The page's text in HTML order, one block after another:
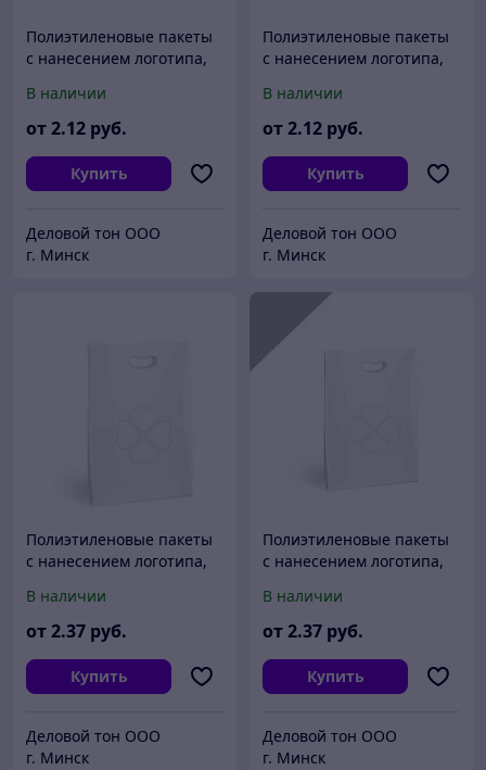
Полиэтиленовые пакеты
с нанесением логотипа,
В наличии
от2.12 руб.
Купить
Деловой тон ООО
г. Минск
Полиэтиленовые пакеты
с нанесением логотипа,
В наличии
от2.12 руб.
Купить
Деловой тон ООО
г. Минск
Полиэтиленовые пакеты
с нанесением логотипа,
В наличии
от2.37 руб.
Купить
Деловой тон ООО
г. Минск
Полиэтиленовые пакеты
с нанесением логотипа,
В наличии
от2.37 руб.
Купить
Деловой тон ООО
г. Минск